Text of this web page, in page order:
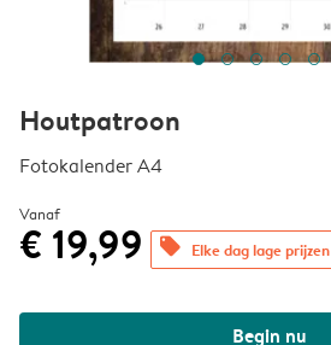
Houtpatroon
Fotokalender A4
Vanaf
€ 19,99 offers Elke dag lage prijzen
Begin nu